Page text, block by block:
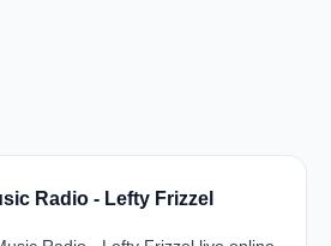
Radio - Lefty Frizzel